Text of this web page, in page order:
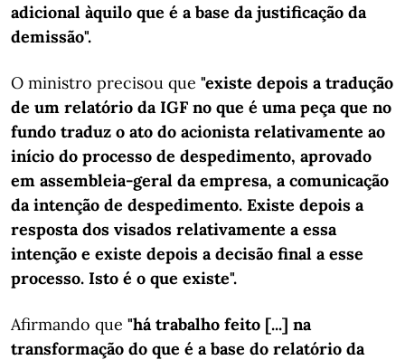
adicional àquilo que é a base da justificação da
demissão".
O ministro precisou que "existe depois a tradução
de um relatório da IGF no que é uma peça que no
fundo traduz o ato do acionista relativamente ao
início do processo de despedimento, aprovado
em assembleia-geral da empresa, a comunicação
da intenção de despedimento. Existe depois a
resposta dos visados relativamente a essa
intenção e existe depois a decisão final a esse
processo. Isto é o que existe".
Afirmando que "há trabalho feito [...] na
transformação do que é a base do relatório da